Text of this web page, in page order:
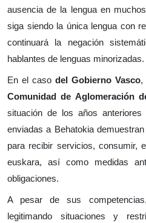
ausencia de la lengua en
siga siendo la única lengua con
continuará la negación
hablantes de lenguas minorizadas.
En el caso del Gobierno Vasco,
Comunidad de Aglomeración
situación de los años
enviadas a Behatokia
para recibir servicios, consumir,
euskara, así como medidas
obligaciones.
A pesar de sus
legitimando situaciones y